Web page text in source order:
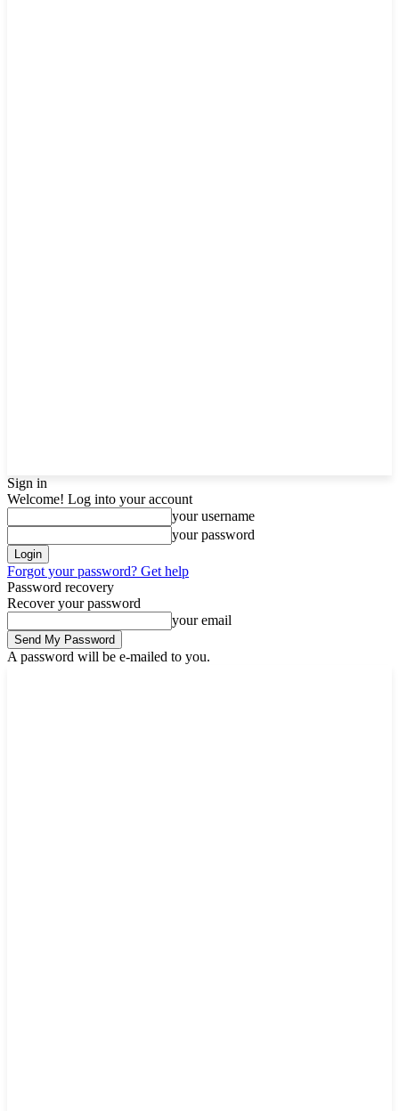
Sign in
Welcome! Log into your account
your username
your password
Forgot your password? Get help
Password recovery
Recover your password
your email
A password will be e-mailed to you.